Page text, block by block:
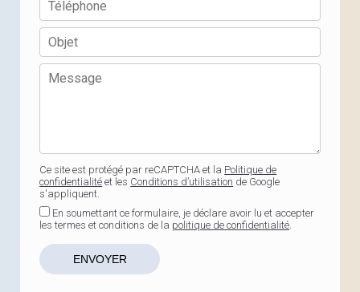
Ce site est protégé par reCAPTCHA et la Politique de
confidentialité et les Conditions d’utilisation de Google
s'appliquent.
En soumettant ce formulaire, je déclare avoir lu et accepter
les termes et conditions de la politique de confidentialité